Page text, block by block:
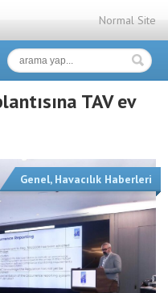
Normal Site
TAV ev
Genel, Havacılık Haberleri